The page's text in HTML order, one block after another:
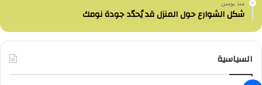
منذ يومين
شكل الشوارع حول المنزل قد يُحدّد جودة نومك
السياسية